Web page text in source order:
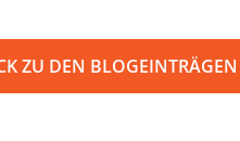
ZU DEN BLOGEINTRÄGEN